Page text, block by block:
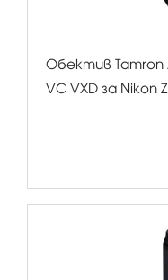
Обектив Tamron
VC VXD за Nikon